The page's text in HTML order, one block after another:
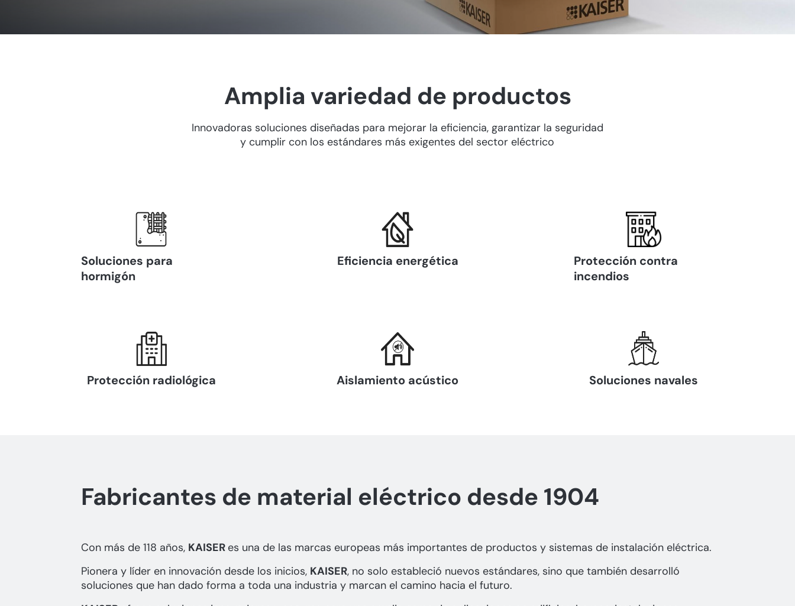
Amplia variedad de productos
Innovadoras soluciones diseñadas para mejorar la eficiencia, garantizar la seguridad
y cumplir con los estándares más exigentes del sector eléctrico
Soluciones para
hormigón
Eficiencia energética
Protección contra
incendios
Protección radiológica Aislamiento acústico Soluciones navales
Fabricantes de material eléctrico desde 1904
Con más de 118 años, KAISER es una de las marcas europeas más importantes de productos y sistemas de instalación eléctrica.
Pionera y líder en innovación desde los inicios, KAISER, no solo estableció nuevos estándares, sino que también desarrolló
soluciones que han dado forma a toda una industria y marcan el camino hacia el futuro.